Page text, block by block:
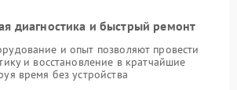
диагностика и быстрый ремонт
и опыт позволяют провести
и восстановление в кратчайшие
время без устройства